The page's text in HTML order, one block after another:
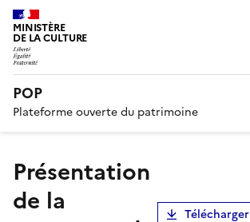
MINISTÈRE
DE LA CULTURE
POP
Plateforme ouverte du patrimoine
présentation
de la
Télécharger